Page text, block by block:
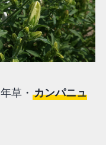
草・ カンパニュ